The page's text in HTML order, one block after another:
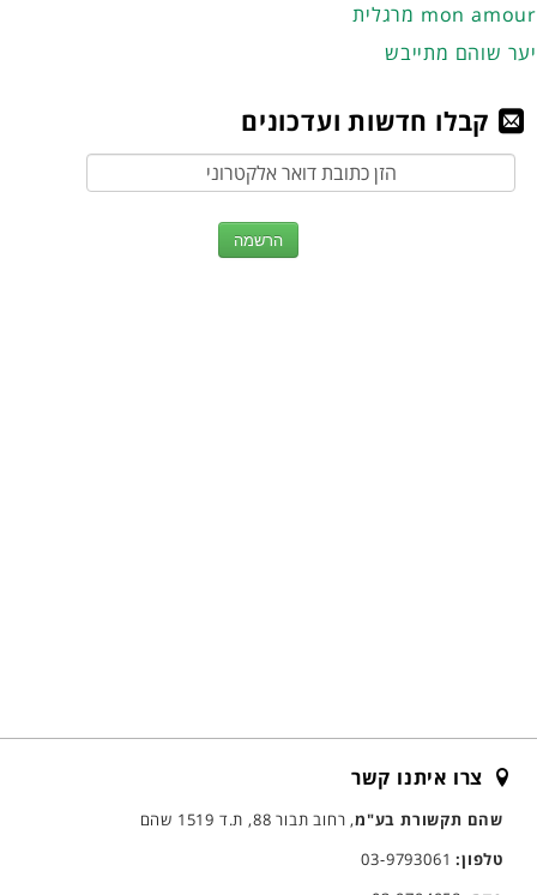
מרגלית mon amour
יער שוהם מתייבש
קבלו חדשות ועדכונים
צרו איתנו קשר
שהם תקשורת בע"מ, רחוב תבור 88, ת.ד 1519 שהם
טלפון:03-9793061